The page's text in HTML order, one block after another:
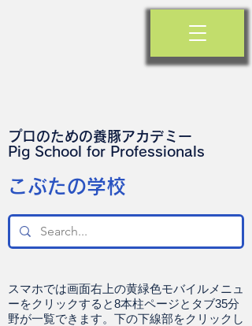
プロのための養豚アカデミー
​Pig School for Professionals
​こぶたの学校
スマホでは画面右上の黄緑色モバイルメニュ
ーをクリックすると8本柱ページとタブ35分
野が一覧できます。下の下線部をクリックし